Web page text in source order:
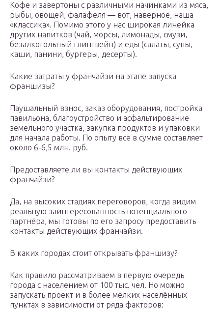
Кофе и завертоны с различными начинками из мяса,
рыбы, овощей, фалафеля — вот, наверное, наша
«классика». Помимо этого у нас широкая линейка
других напитков (чай, морсы, лимонады, смузи,
безалкогольный глинтвейн) и еды (салаты, супы,
каши, панини, бургеры, десерты).
Какие затраты у франчайзи на этапе запуска
франшизы?
Паушальный взнос, заказ оборудования, постройка
павильона, благоустройство и асфальтирование
земельного участка, закупка продуктов и упаковки
для начала работы. По опыту всё в сумме составляет
около 6-6,5 млн. руб.
Предоставляете ли вы контакты действующих
франчайзи?
Да, на высоких стадиях переговоров, когда видим
реальную заинтересованность потенциального
партнёра, мы готовы по его запросу предоставить
контакты действующих франчайзи.
В каких городах стоит открывать франшизу?
Как правило рассматриваем в первую очередь
города с населением от 100 тыс. чел. Но можно
запускать проект и в более мелких населённых
пунктах в зависимости от ряда факторов: